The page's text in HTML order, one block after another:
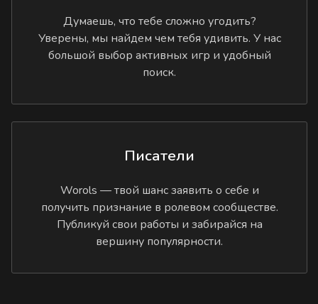
Думаешь, что тебе сложно угодить?
Уверены, мы найдем чем тебя удивить. У нас
большой выбор активных игр и удобный
поиск.
Писатели
Worols — твой шанс заявить о себе и
получить признание в ролевом сообществе.
Публикуй свои работы и забирайся на
вершину популярности.